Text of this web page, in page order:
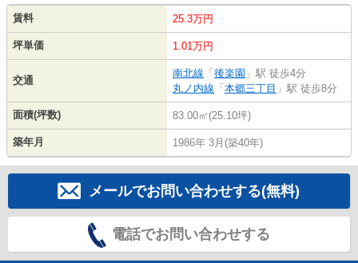
賃料 25.3万円
坪単価 1.01万円
交通
南北線 「 後楽園 」駅 徒歩4分
丸ノ内線 「 本郷三丁目 」駅 徒歩8分
面積(坪数) 83.00㎡(25.10坪)
築年月 1986年 3月(築40年)
メールでお問い合わせする(無料)
電話でお問い合わせする